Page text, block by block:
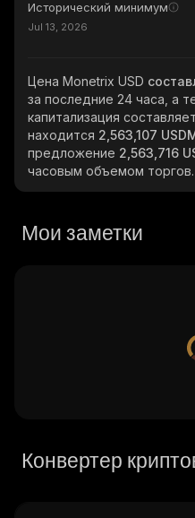
Исторический минимум
Jul 13, 2026
Цена Monetrix USD
за последние 24 часа, а
капитализация составляет
находится 2,563,107
предложение 2,563,716
часовым объемом торгов.
Мои заметки
Конвертер